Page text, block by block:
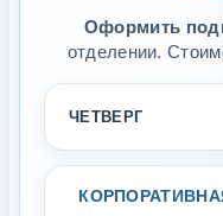
Оформить
отделении.
ЧЕТВЕРГ